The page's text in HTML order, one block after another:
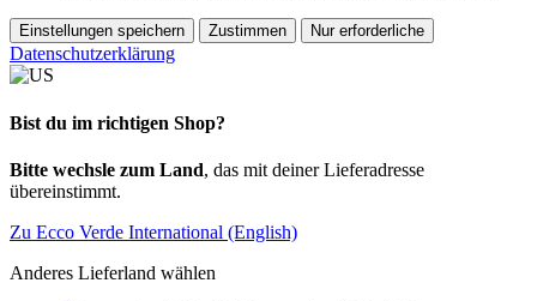
Einstellungen speichern Zustimmen Nur erforderliche
Datenschutzerklärung
Bist du im richtigen Shop?
Bitte wechsle zum Land, das mit deiner Lieferadresse
übereinstimmt.
Zu Ecco Verde International (English)
Anderes Lieferland wählen